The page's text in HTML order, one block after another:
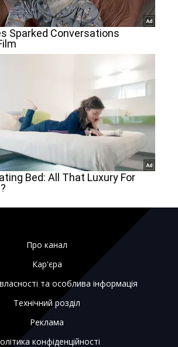
Про канал
Кар'єра
та особлива інформація
Технічний розділ
Реклама
конфіденційності